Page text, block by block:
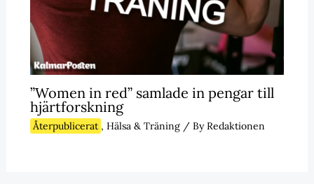
”Women in red” samlade in pengar till
hjärtforskning
Återpublicerat , Hälsa & Träning/ ByRedaktionen